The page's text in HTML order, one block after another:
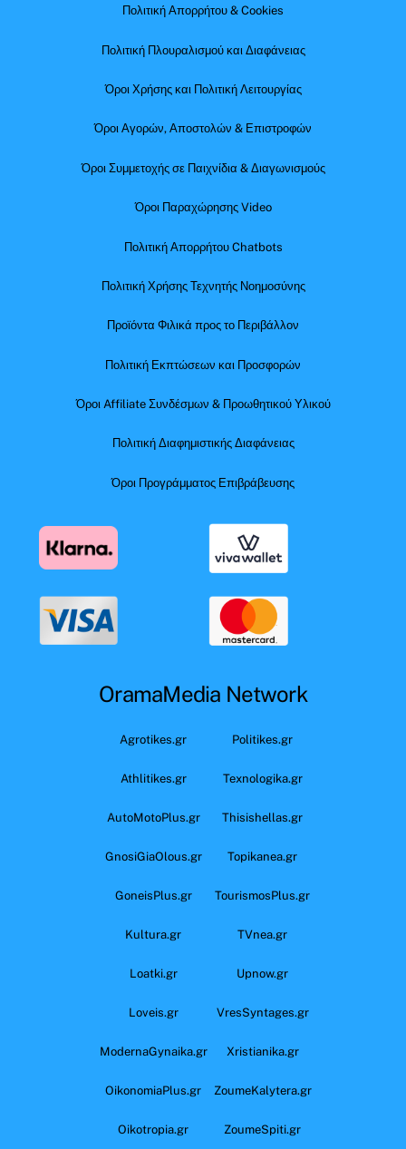
Πολιτική Απορρήτου & Cookies
Πολιτική Πλουραλισμού και Διαφάνειας
Όροι Χρήσης και Πολιτική Λειτουργίας
Όροι Αγορών, Αποστολών & Επιστροφών
Όροι Συμμετοχής σε Παιχνίδια & Διαγωνισμούς
Όροι Παραχώρησης Video
Πολιτική Απορρήτου Chatbots
Πολιτική Χρήσης Τεχνητής Νοημοσύνης
Προϊόντα Φιλικά προς το Περιβάλλον
Πολιτική Εκπτώσεων και Προσφορών
Όροι Affiliate Συνδέσμων & Προωθητικού Υλικού
Πολιτική Διαφημιστικής Διαφάνειας
Όροι Προγράμματος Επιβράβευσης
OramaMedia Network
Agrotikes.gr Politikes.gr
Athlitikes.gr Texnologika.gr
AutoMotoPlus.gr Thisishellas.gr
GnosiGiaOlous.gr Topikanea.gr
GoneisPlus.gr TourismosPlus.gr
Kultura.gr TVnea.gr
Loatki.gr Upnow.gr
Loveis.gr VresSyntages.gr
ModernaGynaika.gr Xristianika.gr
OikonomiaPlus.gr ZoumeKalytera.gr
Oikotropia.gr ZoumeSpiti.gr